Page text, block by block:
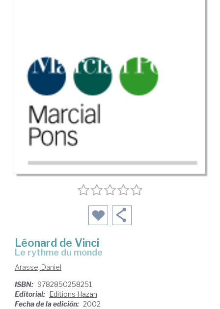
Léonard de Vinci
le rythme du monde
Arasse, Daniel
ISBN: 9782850258251
Editorial: Editions Hazan
Fecha de la edición: 2002